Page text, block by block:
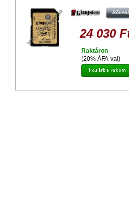
24 030
(20% ÁFA-val)
Raktáron